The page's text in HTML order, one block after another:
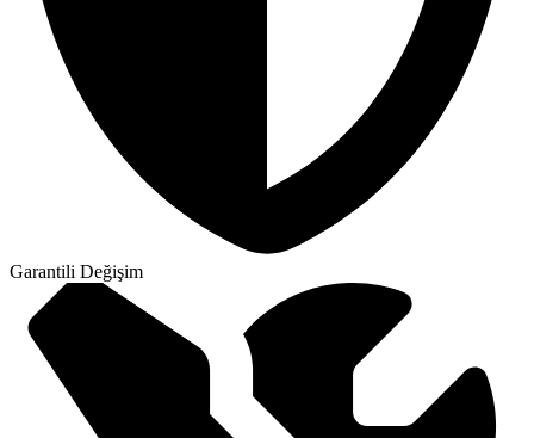
Garantili Değişim